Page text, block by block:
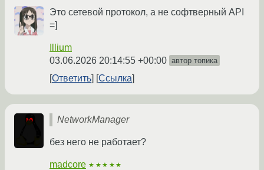
Это сетевой протокол, а не софтверный API
=]
Illium
03.06.2026 20:14:55 +00:00 автор топика
Ответить Ссылка
NetworkManager
без него не работает?
madcore ★★★★★